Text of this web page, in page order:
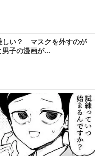
しい？ マスクを外すのが
子の漫画が...